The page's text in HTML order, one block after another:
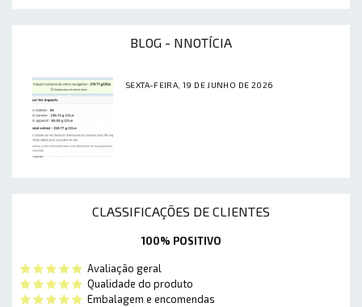
BLOG - NNOTÍCIA
SEXTA-FEIRA, 19 DE JUNHO DE 2026
CLASSIFICAÇÕES DE CLIENTES
100% POSITIVO
Avaliação geral
Qualidade do produto
Embalagem e encomendas